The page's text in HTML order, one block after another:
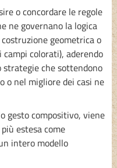
o concordare le regole
ne governano la logica
geometrica o
colorati), aderendo
che sottendono
nel migliore dei casi ne
gesto compositivo, viene
estesa come
intero modello